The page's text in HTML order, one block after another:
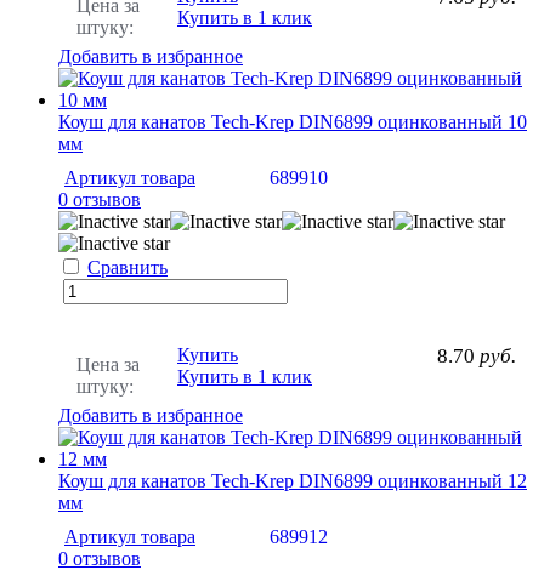
Цена за
штуку:
Купить в 1 клик
Добавить в избранное
Коуш для канатов Tech-Krep DIN6899 оцинкованный 10
мм
Артикул товара
689910
0 отзывов
Сравнить
Цена за
штуку:
8.70 руб.
Купить
Купить в 1 клик
Добавить в избранное
Коуш для канатов Tech-Krep DIN6899 оцинкованный 12
мм
Артикул товара
689912
0 отзывов